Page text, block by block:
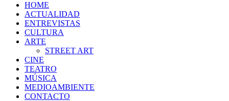
HOME
ACTUALIDAD
ENTREVISTAS
CULTURA
ARTE
STREET ART
CINE
TEATRO
MÚSICA
MEDIOAMBIENTE
CONTACTO